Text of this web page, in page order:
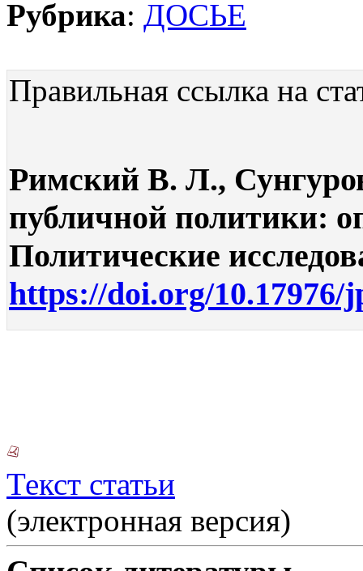
Рубрика: ДОСЬЕ
Правильная ссылка на
Римский В. Л.,
публичной политики:
Политические
https://doi.org/10.17976/
Текст статьи
(электронная версия)